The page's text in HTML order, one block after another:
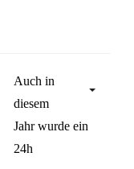
Auch in
diesem
Jahr wurde ein
24h